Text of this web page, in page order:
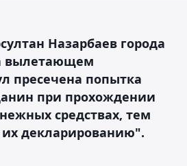
Назарбаев города
вылетающем
пресечена попытка
при прохождении
средствах, тем
декларированию".